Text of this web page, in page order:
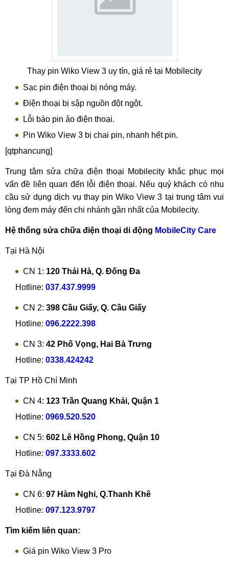
Thay pin Wiko View 3 uy tín, giá rẻ tại Mobilecity
Sạc pin điện thoại bị nóng máy.
Điện thoại bị sập nguồn đột ngột.
Lỗi báo pin ảo điện thoại.
Pin Wiko View 3 bị chai pin, nhanh hết pin.
[qtphancung]
Trung tâm sửa chữa điện thoại Mobilecity khắc phục mọi
vấn đề liên quan đến lỗi điện thoại. Nếu quý khách có nhu
cầu sử dụng dịch vụ thay pin Wiko View 3 tại trung tâm vui
lòng đem máy đến chi nhánh gần nhất của Mobilecity.
Hệ thống sửa chữa điện thoại di động MobileCity Care
Tại Hà Nội
CN 1: 120 Thái Hà, Q. Đống Đa
Hotline: 037.437.9999
CN 2: 398 Cầu Giấy, Q. Cầu Giấy
Hotline: 096.2222.398
CN 3: 42 Phố Vọng, Hai Bà Trưng
Hotline: 0338.424242
Tại TP Hồ Chí Minh
CN 4: 123 Trần Quang Khải, Quận 1
Hotline: 0969.520.520
CN 5: 602 Lê Hồng Phong, Quận 10
Hotline: 097.3333.602
Tại Đà Nẵng
CN 6: 97 Hàm Nghi, Q.Thanh Khê
Hotline: 097.123.9797
Tìm kiếm liên quan:
Giá pin Wiko View 3 Pro